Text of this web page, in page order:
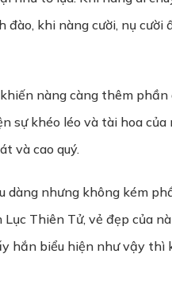
khi nàng cười, nụ cười
nàng càng thêm phần
sự khéo léo và tài hoa của
và cao quý.
nhưng không kém
Thiên Tử, vẻ đẹp của
hắn biểu hiện như vậy thì